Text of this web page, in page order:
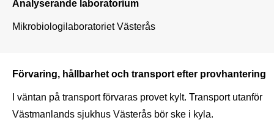
Analyserande laboratorium
Mikrobiologilaboratoriet Västerås
Förvaring, hållbarhet och transport efter provhantering
I väntan på transport förvaras provet kylt. Transport utanför
Västmanlands sjukhus Västerås bör ske i kyla.